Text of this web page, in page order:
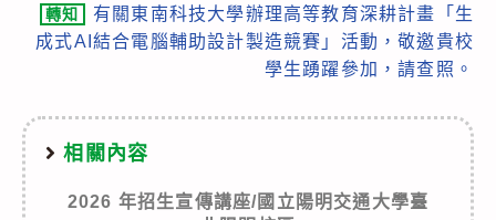
轉知
有關東南科技大學辦理高等教育深耕計畫「生
成式AI結合電腦輔助設計製造競賽」活動，敬邀貴校
學生踴躍參加，請查照。
相關內容
2026 年招生宣傳講座/國立陽明交通大學臺